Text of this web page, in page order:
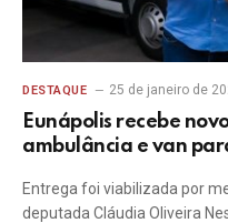
DESTAQUE 25 de janeiro de
Eunápolis recebe
ambulância e van
Entrega foi viabilizada por
deputada Cláudia Oliveira